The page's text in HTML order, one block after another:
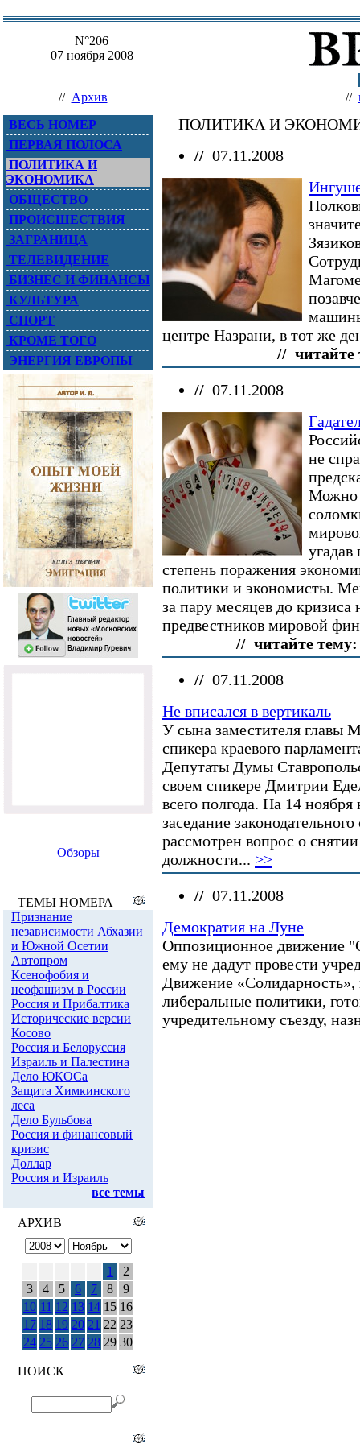
N°206
07 ноября 2008
// Архив //
ВЕСЬ НОМЕР
ПЕРВАЯ ПОЛОСА
ПОЛИТИКА И
ЭКОНОМИКА
ОБЩЕСТВО
ПРОИСШЕСТВИЯ
ЗАГРАНИЦА
ТЕЛЕВИДЕНИЕ
БИЗНЕС И ФИНАНСЫ
КУЛЬТУРА
СПОРТ
КРОМЕ ТОГО
ЭНЕРГИЯ ЕВРОПЫ
Обзоры
ТЕМЫ НОМЕРА
Признание
независимости Абхазии
и Южной Осетии
Автопром
Ксенофобия и
неофашизм в России
Россия и Прибалтика
Исторические версии
Косово
Россия и Белоруссия
Израиль и Палестина
Дело ЮКОСа
Защита Химкинского
леса
Дело Бульбова
Россия и финансовый
кризис
Доллар
Россия и Израиль
все темы
АРХИВ
1
2
3
4 5 6 7 8
9
10 11 12 13 14 15 16
17 18 19 20 21 22 23
24 25 26 27 28 29 30
ПОИСК
ПОЛИТИКА И
// 07.11.2008
центре Назрани, в тот же
// читайте
// 07.11.2008
не
Можно
степень поражения
политики и экономисты.
за пару месяцев до кризиса
предвестников мировой
// читайте тему:
// 07.11.2008
Не вписался в вертикаль
У сына заместителя главы
спикера краевого
Депутаты Думы
своем спикере Дмитрии
всего полгода. На 14
заседание
рассмотрен вопрос о
должности... >>
// 07.11.2008
Демократия на Луне
Оппозиционное движение
ему не дадут провести
Движение
либеральные политики,
учредительному съезду,